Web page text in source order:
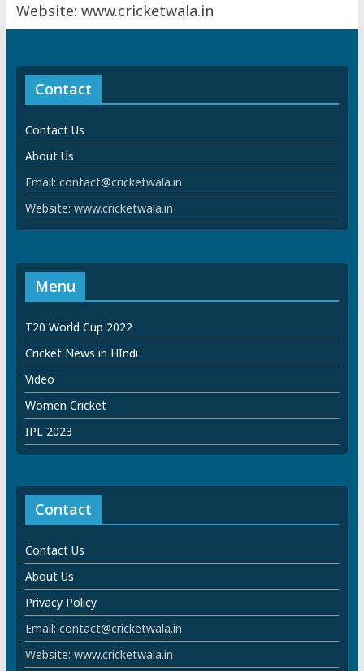
Website: www.cricketwala.in
Contact
Contact Us
About Us
Email: contact@cricketwala.in
Website: www.cricketwala.in
Menu
T20 World Cup 2022
Cricket News in HIndi
Video
Women Cricket
IPL 2023
Contact
Contact Us
About Us
Privacy Policy
Email: contact@cricketwala.in
Website: www.cricketwala.in